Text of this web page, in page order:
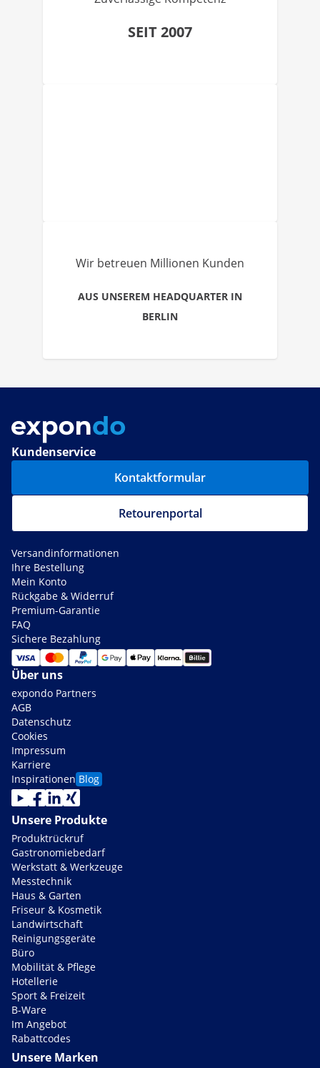
SEIT 2007
Wir betreuen Millionen Kunden
AUS UNSEREM HEADQUARTER IN
BERLIN
Kundenservice
Kontaktformular
Retourenportal
Versandinformationen
Ihre Bestellung
Mein Konto
Rückgabe & Widerruf
Premium-Garantie
FAQ
Sichere Bezahlung
Über uns
expondo Partners
AGB
Datenschutz
Cookies
Impressum
Karriere
Inspirationen Blog
Unsere Produkte
Produktrückruf
Gastronomiebedarf
Werkstatt & Werkzeuge
Messtechnik
Haus & Garten
Friseur & Kosmetik
Landwirtschaft
Reinigungsgeräte
Büro
Mobilität & Pflege
Hotellerie
Sport & Freizeit
B-Ware
Im Angebot
Rabattcodes
Unsere Marken